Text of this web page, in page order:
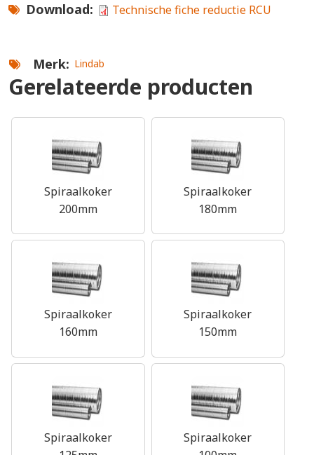
Download Technische fiche reductie RCU
Merk Lindab
Gerelateerde producten
Spiraalkoker
200mm
Spiraalkoker
180mm
Spiraalkoker
160mm
Spiraalkoker
150mm
Spiraalkoker
Spiraalkoker